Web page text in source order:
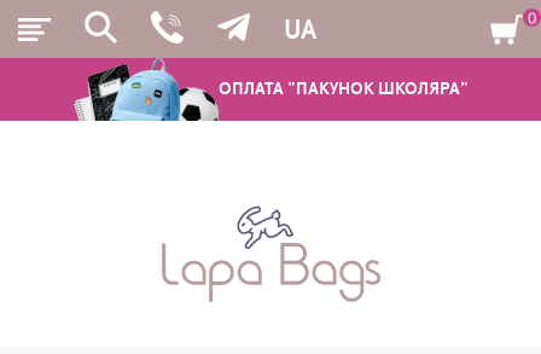
ОПЛАТА "ПАКУНОК ШКОЛЯРА"
UA
ШКІЛЬНІ РЮКЗАКИ ТА РАНЦІ
0